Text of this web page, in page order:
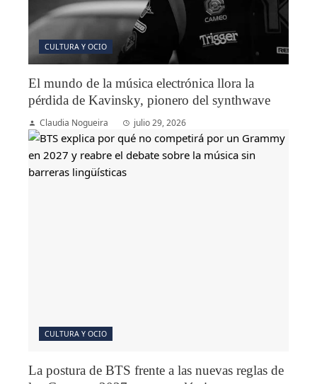
CULTURA Y OCIO
El mundo de la música electrónica llora la
pérdida de Kavinsky, pionero del synthwave
Claudia Nogueira julio 29, 2026
CULTURA Y OCIO
La postura de BTS frente a las nuevas reglas de